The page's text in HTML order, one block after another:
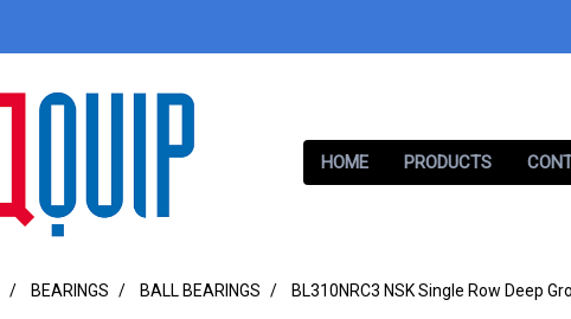
HOME PRODUCTS
BEARINGS BALL BEARINGS BL310NRC3 NSK Single Row Deep